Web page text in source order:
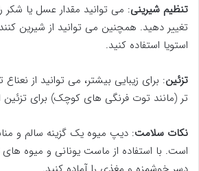
تنظیم شیرینی: می توانید مقدار عسل یا شکر
تغییر دهید. همچنین می توانید از شیرین
استویا استفاده کنید.
تزئین: برای زیبایی بیشتر، می توانید از
تر (مانند توت فرنگی های کوچک) برای تزئین
نکات سلامت: دیپ میوه یک گزینه سالم و
است. با استفاده از ماست یونانی و میوه های